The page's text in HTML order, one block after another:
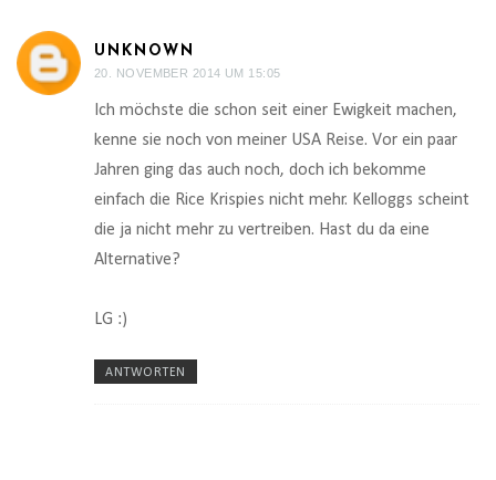
UNKNOWN
20. NOVEMBER 2014 UM 15:05
Ich möchste die schon seit einer Ewigkeit machen,
kenne sie noch von meiner USA Reise. Vor ein paar
Jahren ging das auch noch, doch ich bekomme
einfach die Rice Krispies nicht mehr. Kelloggs scheint
die ja nicht mehr zu vertreiben. Hast du da eine
Alternative?
LG :)
ANTWORTEN